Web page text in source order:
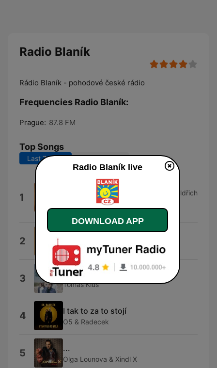
Radio Blaník
Rádio Blaník - pohodové české rádio
Frequencies Radio Blaník:
Prague: 87.8 FM
Top Songs
Last 7 days Last 30 days
1
František Nedvěd, Dušan Vančura, Oldřich
Ortinský, Irena Budweiserová, Jan
2 Jindřich Parma
3 Ty Jsi Tomáš Klus (Live)
Tomas Klus
4 I tak to za to stojí
O5 & Radecek
5 ...
Olga Lounova & Xindl X
Radio Blaník live
DOWNLOAD APP